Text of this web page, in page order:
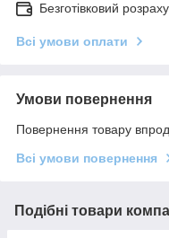
Безготівковий
Всі умови оплати
Умови повернення
Повернення товару
Всі умови повернення
Подібні товари